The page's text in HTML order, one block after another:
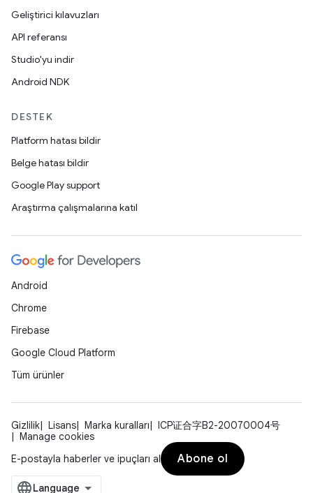
Geliştirici kılavuzları
API referansı
Studio'yu indir
Android NDK
DESTEK
Platform hatası bildir
Belge hatası bildir
Google Play support
Araştırma çalışmalarına katıl
Android
Chrome
Firebase
Google Cloud Platform
Tüm ürünler
Gizlilik Lisans Marka kuralları
ICP证合字B2-20070004号
Manage cookies
E-postayla haberler ve ipuçları al
Abone ol